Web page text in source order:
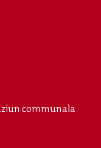
communala